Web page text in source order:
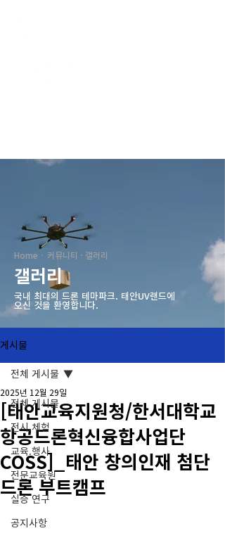
Home · 커뮤니티 · 갤러리
갤러리
국내 최대의 드론 테마파크. ​태안UV랜드에
오신 것을 환영합니다.
게시물
전체 게시물
전시.체험
교육.행사
전문교육원
실증 연구
공지사항
전체 게시물
[태안교육지원청/한서대학교
항공드론혁신융합사업단
COSS]_태안 창의인재 첨단
드론 부트캠프
2025년 12월 29일